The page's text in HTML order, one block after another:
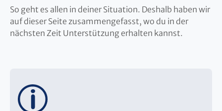
So geht es allen in deiner Situation. Deshalb haben wir
auf dieser Seite zusammengefasst, wo du in der
nächsten Zeit Unterstützung erhalten kannst.